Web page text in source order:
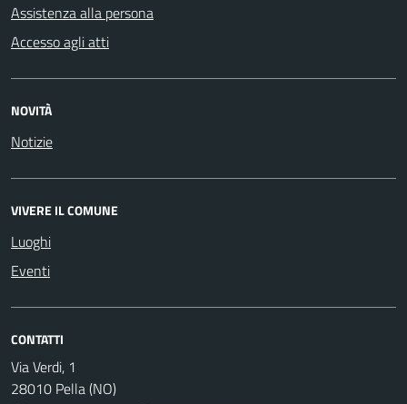
Assistenza alla persona
Accesso agli atti
NOVITÀ
Notizie
VIVERE IL COMUNE
Luoghi
Eventi
CONTATTI
Via Verdi, 1
28010 Pella (NO)